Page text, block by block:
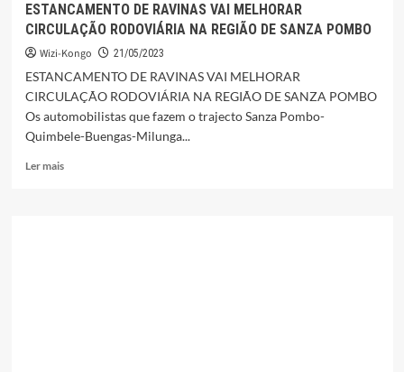
ESTANCAMENTO DE RAVINAS VAI MELHORAR
CIRCULAÇÃO RODOVIÁRIA NA REGIÃO DE SANZA POMBO
Wizi-Kongo 21/05/2023
ESTANCAMENTO DE RAVINAS VAI MELHORAR
CIRCULAÇÃO RODOVIÁRIA NA REGIÃO DE SANZA POMBO
Os automobilistas que fazem o trajecto Sanza Pombo-
Quimbele-Buengas-Milunga...
Ler maisLeia